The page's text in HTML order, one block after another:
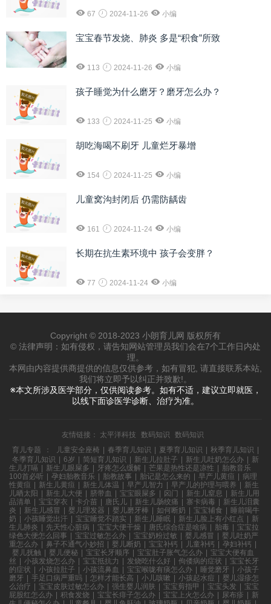
67 2024-11-26 小编
宝宝春节发烧、肺炎 多是“积食”所致
113 2024-11-26 小编
孩子睡觉为什么磨牙？磨牙怎么办？
133 2024-11-25 小编
胡吃海喝不刷牙 儿童烂牙暴增
154 2024-11-25 小编
儿童窝沟封闭后 仍需防龋齿
161 2024-11-24 小编
长期在抗生素环境中 孩子会变胖？
77 2024-11-24 小编
Copyright © 2018-2023 小朗育儿网 版权所有
© 法律声明：如有侵权，请告知网站管理员我们会在7个工作日内处
理。
本网由内容提供商提供的信息仅供参考，如有冒犯, 请直接联系本站,
我们将立即予以纠正并致歉!。
※本文所涉及医学部分，仅供阅读参考。如有不适，建议立即就医，
以线下面诊医学诊断、治疗为准。
友情链接： 太平洋科技 数码知识
数码知识
育儿专题
： 儿童安全座椅 | 春季育儿知识 | 夏季育儿知识 | 秋季育儿知识 |
冬季育儿知识 | 6岁 | 简短育儿知识 | 新生儿拉肚子 | 新生儿吐奶怎么办 | 新
生儿打嗝 | 新生儿眼屎多 | 牙疼怎么缓解 | 芒果是热性还是凉性 | 胎教音乐
100首必听 | 孕妇胎教音乐 | 胎教故事 | 胎记是怎么来的 | 早产儿黄疸 | 病理
性黄疸 | 新生儿黄疸 | 新生儿体温 | 早产儿智力 | 早产儿的护理与喂养 | 新生
儿晒太阳 | 新生儿大便 | 脐带血 | 宝宝眼屎多 | 囟门 | 新生儿窒息 | 新生儿用
品清单 | 宝宝穿衣 | 卡介苗 | 唐氏儿 | 新生儿肠绞痛 | 寨卡病毒 | 新生儿泪囊
炎 | 新生儿感冒 | 婴儿理发器 | 婴儿磨牙棒 | 如何断奶 | 宝宝辅食 | 睡前喝牛
奶 | 小孩睡觉出汗 | 宝宝睡觉不踏实 | 新生儿睡眠 | 新生儿脸上有小红点 | 新
生儿肺炎 | 先天性心脏病 | 宝宝大便干燥 | 唐氏综合症是啥病 | 胎毒 | 宝宝拉
绿色大便怎么回事 | 宝宝过敏怎么办 | 宝宝奶粉过敏 | 婴儿感冒 | 婴儿吐奶严
重怎么办 | 鼻子不通气小妙招 | 婴儿断奶 | 宝宝补钙 | 儿童补钙 | 孕妇补钙 |
婴儿抚触 | 婴儿便秘 | 宝宝长牙顺序 | 宝宝肚子胀气怎么办 | 宝宝大便有血
丝 | 小孩发烧怎么办 | 宝宝抵抗力 | 发烧吃什么好 | 佝偻病的症状 | 宝宝长牙
的症状 | 小孩拉肚子 | 小孩流鼻血 | 宝宝喉咙有痰怎么办 | 睡觉磨牙 | 小孩子
磨牙 | 手足口病严重吗 | 怎样才能长高 | 小儿咳嗽 | 小孩起水痘 | 婴儿湿疹怎
么治疗 | 宝宝皮肤过敏怎么办 | 强生婴儿润肤 | 宝宝剪指甲 | 宝宝头发 | 宝宝
屁股红怎么办 | 积食发烧 | 宝宝长痱子怎么办 | 宝宝上火怎么办 | 尿布疹 | 新